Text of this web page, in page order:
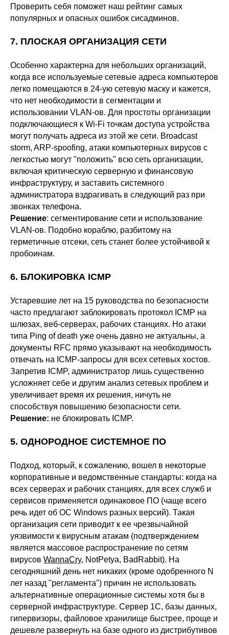
Проверить себя поможет наш рейтинг самых
популярных и опасных ошибок сисадминов.
7. ПЛОСКАЯ ОРГАНИЗАЦИЯ СЕТИ
Особенно характерна для небольших организаций,
когда все используемые сетевые адреса компьютеров
легко помещаются в 24-ую сетевую маску и кажется,
что нет необходимости в сегментации и
использовании VLAN-ов. Для простоты организации
подключающиеся к Wi-Fi точкам доступа устройства
могут получать адреса из этой же сети. Broadcast
storm, ARP-spoofing, атаки компьютерных вирусов с
легкостью могут "положить" всю сеть организации,
включая критическую серверную и финансовую
инфраструктуру, и заставить системного
администратора вздрагивать в следующий раз при
звонках телефона.
Решение: сегментирование сети и использование
VLAN-ов. Подобно кораблю, разбитому на
герметичные отсеки, сеть станет более устойчивой к
пробоинам.
6. БЛОКИРОВКА ICMP
Устаревшие лет на 15 руководства по безопасности
часто предлагают заблокировать протокол ICMP на
шлюзах, веб-серверах, рабочих станциях. Но атаки
типа Ping of death уже очень давно не актуальны, а
документы RFC прямо указывают на необходимость
отвечать на ICMP-запросы для всех сетевых хостов.
Запретив ICMP, администратор лишь существенно
усложняет себе и другим анализ сетевых проблем и
увеличивает время их решения, ничуть не
способствуя повышению безопасности сети.
Решение: не блокировать ICMP.
5. ОДНОРОДНОЕ СИСТЕМНОЕ ПО
Подход, который, к сожалению, вошел в некоторые
корпоративные и ведомственные стандарты: когда на
всех серверах и рабочих станциях, для всех служб и
сервисов применяется одинаковое ПО (чаще всего
речь идет об ОС Windows разных версий). Такая
организация сети приводит к ее чрезвычайной
уязвимости к вирусным атакам (подтверждением
является массовое распространение по сетям
вирусов WannaCry, NotPetya, BadRabbit). На
сегодняшний день нет никаких (кроме одобренного N
лет назад "регламента") причин не использовать
альтернативные операционные системы хотя бы в
серверной инфраструктуре. Сервер 1С, базы данных,
гипервизоры, файловое хранилище быстрее, проще и
дешевле развернуть на базе одного из дистрибутивов